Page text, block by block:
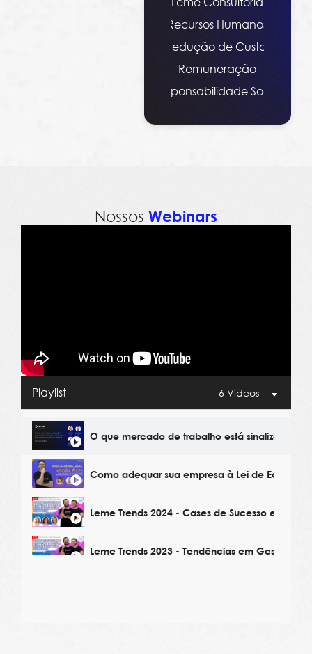
Recursos Humanos
Redução de Custos
Remuneração
Responsabilidade Social
Nossos Webinars
Playlist 6 Videos
O que mercado de trabalho está sinalizando
Como adequar sua empresa à Lei de
Leme Trends 2024 - Cases de Sucesso em
Leme Trends 2023 - Tendências em Gestão de